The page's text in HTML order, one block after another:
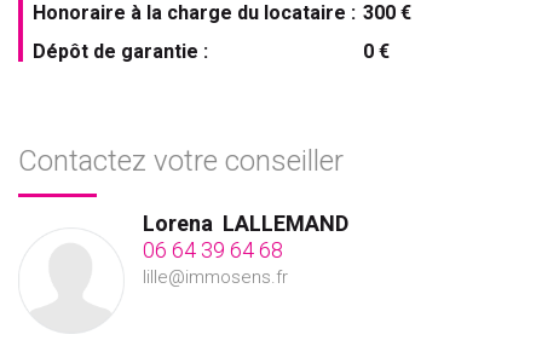
Honoraire à la charge du locataire : 300 €
Dépôt de garantie :
0 €
Contactez votre conseiller
Lorena LALLEMAND
06 64 39 64 68
lille@immosens.fr